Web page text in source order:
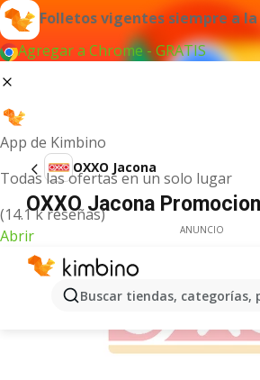
Folletos vigentes siempre a
Agregar a Chrome - GRATIS
App de Kimbino
Todas las ofertas en un solo lugar
(14.1 k reseñas)
Abrir
Buscar tiendas, categorías,
OXXO Jacona
OXXO Jacona
ANUNCIO